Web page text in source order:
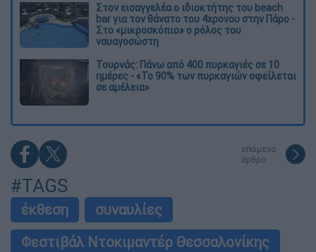
Στον εισαγγελέα ο ιδιοκτήτης του beach
bar για τον θάνατο του 4χρονου στην Πάρο -
Στο «μικροσκόπιο» ο ρόλος του
ναυαγοσώστη
Τουρνάς: Πάνω από 400 πυρκαγιές σε 10
ημέρες - «Το 90% των πυρκαγιών οφείλεται
σε αμέλεια»
επόμενο
άρθρο
#TAGS
έκθεση
συναυλίες
Φεστιβάλ Ντοκιμαντέρ Θεσσαλονίκης